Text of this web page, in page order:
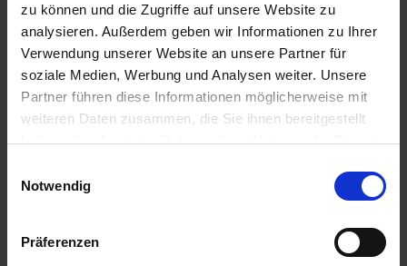
zu können und die Zugriffe auf unsere Website zu
analysieren. Außerdem geben wir Informationen zu Ihrer
Verwendung unserer Website an unsere Partner für
soziale Medien, Werbung und Analysen weiter. Unsere
Partner führen diese Informationen möglicherweise mit
weiteren Daten zusammen, die Sie ihnen bereitgestellt
haben oder die sie im Rahmen Ihrer Nutzung der Dienste
Cookies, wenn Sie unsere Webseite weiterhin nutzen.
Notwendig
Präferenzen
In denWarenkorb
Merken Bewerten
Artikel Nr.: 7198020
Beschreibung
Die Geschenkidee für jeden BMW 2V Boxer Enthusiasten.
Gutscheinwert Gutschein im Wert von 20,00...
Bewertungen